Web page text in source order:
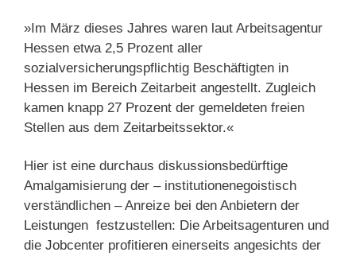
»Im März dieses Jahres waren laut Arbeitsagentur
Hessen etwa 2,5 Prozent aller
sozialversicherungspflichtig Beschäftigten in
Hessen im Bereich Zeitarbeit angestellt. Zugleich
kamen knapp 27 Prozent der gemeldeten freien
Stellen aus dem Zeitarbeitssektor.«
Hier ist eine durchaus diskussionsbedürftige
Amalgamisierung der – institutionenegoistisch
verständlichen – Anreize bei den Anbietern der
Leistungen festzustellen: Die Arbeitsagenturen und
die Jobcenter profitieren einerseits angesichts der